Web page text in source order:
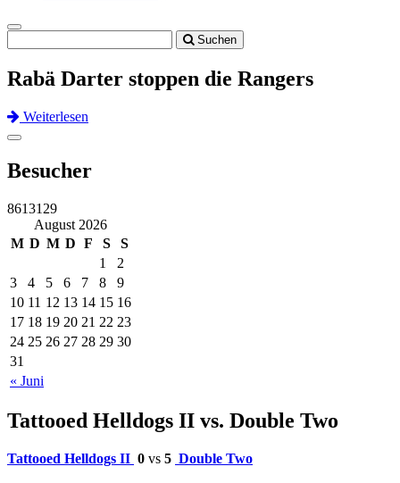
Toggle
navigation
Suchen
Rabä Darter stoppen die Rangers
Weiterlesen
Previous
Next
Toggle
Besucher
8613129
August 2026
M D M D F S S
« Juni
1
2
3
4 5 6 7 8
9
10 11 12 13 14 15 16
17 18 19 20 21 22 23
24 25 26 27 28 29 30
31
Tattooed Helldogs II vs. Double Two
Tattooed Helldogs II 0 vs 5 Double Two